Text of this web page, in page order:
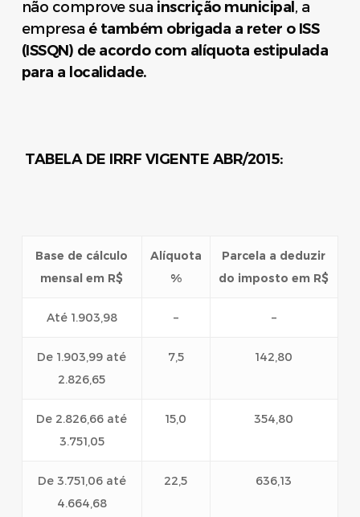
não comprove sua inscrição municipal , a
empresa é também obrigada a reter o ISS
(ISSQN) de acordo com alíquota estipulada
para a localidade.
TABELA DE IRRF VIGENTE ABR/2015:
Base de cálculo
mensal em R$
Alíquota
%
Parcela a deduzir
do imposto em R$
Até 1.903,98 – –
De 1.903,99 até
2.826,65
7,5 142,80
De 2.826,66 até
3.751,05
15,0 354,80
De 3.751,06 até
4.664,68
22,5 636,13